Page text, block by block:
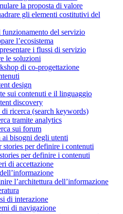
la proposta di valore
gli elementi costitutivi del
del servizio
l’ecosistema
i flussi di servizio
le soluzioni
di co-progettazione
design
sui contenuti e il linguaggio
discovery
ricerca (search keywords)
tramite analytics
sui forum
bisogni degli utenti
stories per definire i contenuti
per definire i contenuti
di accettazione
l’architettura dell’informazione
di interazione
di navigazione